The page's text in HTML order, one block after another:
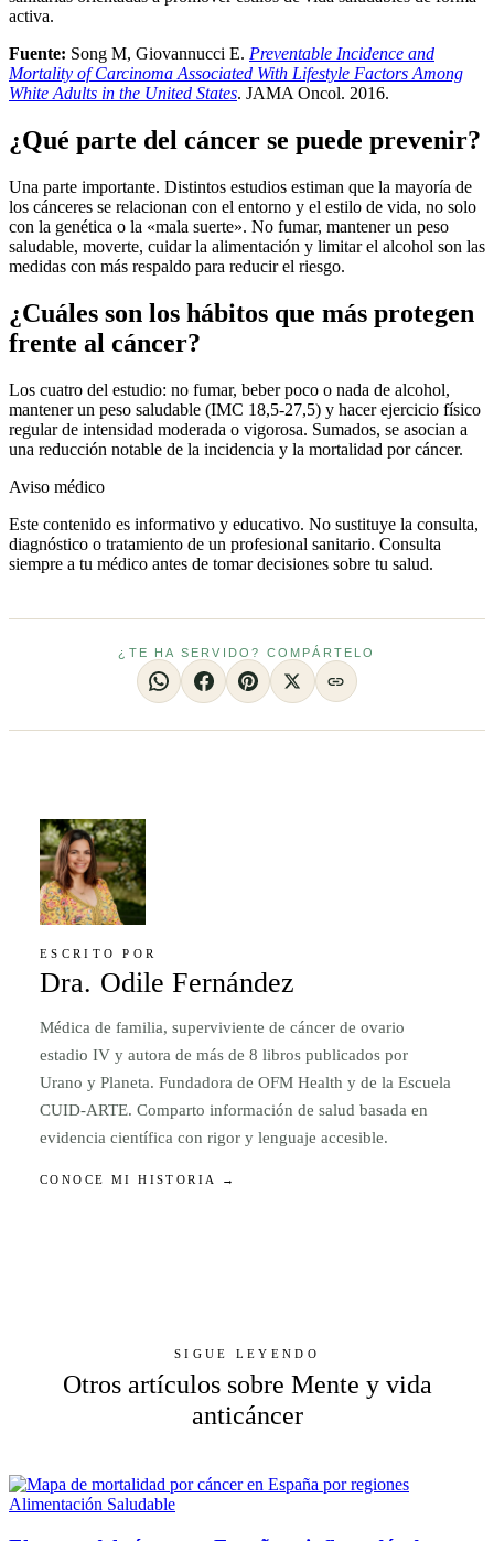
activa.
Fuente: Song M, Giovannucci E. Preventable Incidence and
Mortality of Carcinoma Associated With Lifestyle Factors Among
White Adults in the United States. JAMA Oncol. 2016.
¿Qué parte del cáncer se puede prevenir?
Una parte importante. Distintos estudios estiman que la mayoría de
los cánceres se relacionan con el entorno y el estilo de vida, no solo
con la genética o la «mala suerte». No fumar, mantener un peso
saludable, moverte, cuidar la alimentación y limitar el alcohol son las
medidas con más respaldo para reducir el riesgo.
¿Cuáles son los hábitos que más protegen
frente al cáncer?
Los cuatro del estudio: no fumar, beber poco o nada de alcohol,
mantener un peso saludable (IMC 18,5-27,5) y hacer ejercicio físico
regular de intensidad moderada o vigorosa. Sumados, se asocian a
una reducción notable de la incidencia y la mortalidad por cáncer.
Aviso médico
Este contenido es informativo y educativo. No sustituye la consulta,
diagnóstico o tratamiento de un profesional sanitario. Consulta
siempre a tu médico antes de tomar decisiones sobre tu salud.
¿TE HA SERVIDO? COMPÁRTELO
ESCRITO POR
Dra. Odile Fernández
Médica de familia, superviviente de cáncer de ovario
estadio IV y autora de más de 8 libros publicados por
Urano y Planeta. Fundadora de OFM Health y de la Escuela
CUID-ARTE. Comparto información de salud basada en
evidencia científica con rigor y lenguaje accesible.
CONOCE MI HISTORIA →
SIGUE LEYENDO
Otros artículos sobre Mente y vida
anticáncer
Alimentación Saludable